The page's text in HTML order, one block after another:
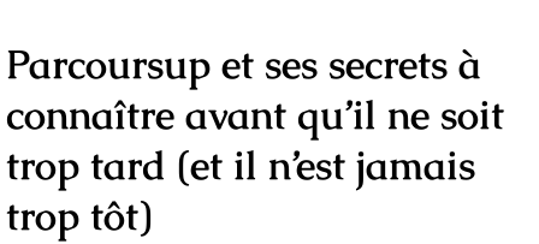
Parcoursup et ses secrets à
connaître avant qu’il ne soit
trop tard (et il n’est jamais
trop tôt)